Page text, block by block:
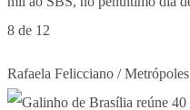
8 de 12
Rafaela Felicciano / Metrópoles